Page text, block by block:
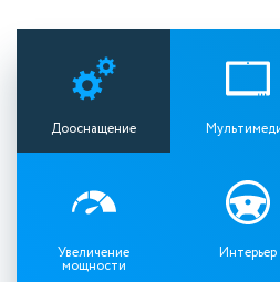
Дооснащение
Увеличение
мощности
Интерьер